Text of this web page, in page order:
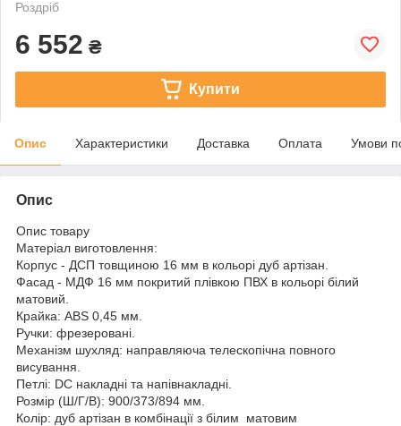
Роздріб
6 552 ₴
Купити
Опис Характеристики Доставка Оплата Умови
Опис
Опис товару
Матеріал виготовлення:
Корпус - ДСП товщиною 16 мм в кольорі дуб артізан.
Фасад - МДФ 16 мм покритий плівкою ПВХ в кольорі білий
матовий.
Крайка: ABS 0,45 мм.
Ручки: фрезеровані.
Механізм шухляд: направляюча телескопічна повного
висування.
Петлі: DС накладні та напівнакладні.
Розмір (Ш/Г/В): 900/373/894 мм.
Колір: дуб артізан в комбінації з білим матовим